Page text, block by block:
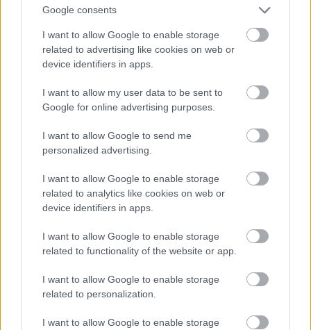
Google consents
I want to allow Google to enable storage
related to advertising like cookies on web or
device identifiers in apps.
I want to allow my user data to be sent to
Google for online advertising purposes.
I want to allow Google to send me
personalized advertising.
I want to allow Google to enable storage
related to analytics like cookies on web or
device identifiers in apps.
I want to allow Google to enable storage
related to functionality of the website or app.
I want to allow Google to enable storage
related to personalization.
I want to allow Google to enable storage
Fotó: Szécsi István / Velvet
Jön még kép!